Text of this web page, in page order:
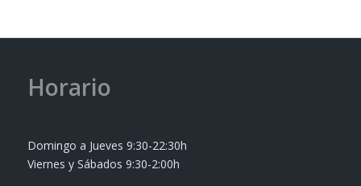
Horario
Domingo a Jueves 9:30-22:30h
Viernes y Sábados 9:30-2:00h